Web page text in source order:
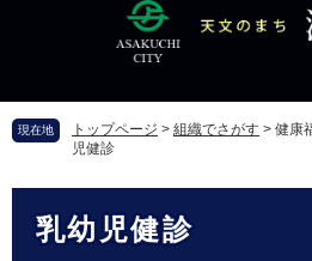
頭
す
飛
し
現在地 トップページ > 組織でさがす > 健康
児健診
乳幼児健診